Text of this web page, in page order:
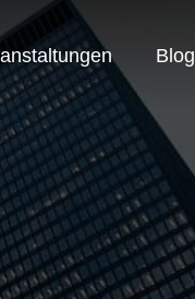
Blog